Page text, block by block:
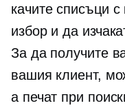
качите списъци
избор и да
За да получите
вашия клиент,
a печат при